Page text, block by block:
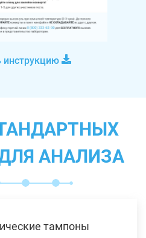
инструкцию
АНАЛИЗА
тампоны